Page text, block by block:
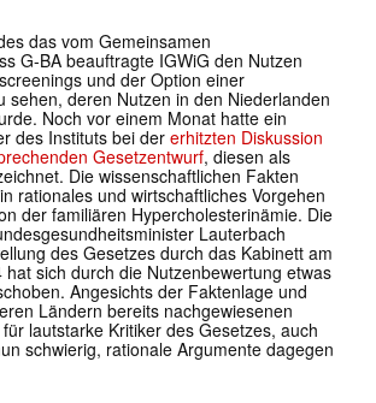
das vom Gemeinsamen
G-BA beauftragte IGWiG den Nutzen
und der Option einer
sehen, deren Nutzen in den Niederlanden
Noch vor einem Monat hatte ein
des Instituts bei der erhitzten Diskussion
Gesetzentwurf, diesen als
Die wissenschaftlichen Fakten
rationales und wirtschaftliches Vorgehen
der familiären Hypercholesterinämie. Die
Lauterbach
des Gesetzes durch das Kabinett am
hat sich durch die Nutzenbewertung etwas
Angesichts der Faktenlage und
Ländern bereits nachgewiesenen
lautstarke Kritiker des Gesetzes, auch
schwierig, rationale Argumente dagegen